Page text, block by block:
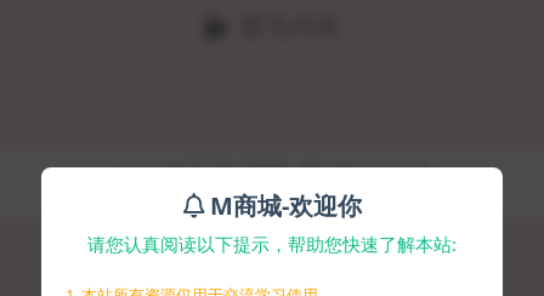
Copyright © 2021码商城- All rights reserved
京ICP备2020038026号-9
M商城-欢迎你
请您认真阅读以下提示，帮助您快速了解本站: